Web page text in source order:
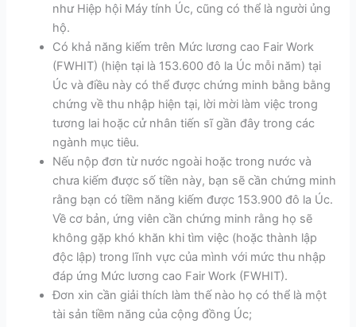
như Hiệp hội Máy tính Úc, cũng có thể là người ủng
hộ.
Có khả năng kiếm trên Mức lương cao Fair Work
(FWHIT) (hiện tại là 153.600 đô la Úc mỗi năm) tại
Úc và điều này có thể được chứng minh bằng bằng
chứng về thu nhập hiện tại, lời mời làm việc trong
tương lai hoặc cử nhân tiến sĩ gần đây trong các
ngành mục tiêu.
Nếu nộp đơn từ nước ngoài hoặc trong nước và
chưa kiếm được số tiền này, bạn sẽ cần chứng minh
rằng bạn có tiềm năng kiếm được 153.900 đô la Úc.
Về cơ bản, ứng viên cần chứng minh rằng họ sẽ
không gặp khó khăn khi tìm việc (hoặc thành lập
độc lập) trong lĩnh vực của mình với mức thu nhập
đáp ứng Mức lương cao Fair Work (FWHIT).
Đơn xin cần giải thích làm thế nào họ có thể là một
tài sản tiềm năng của cộng đồng Úc;